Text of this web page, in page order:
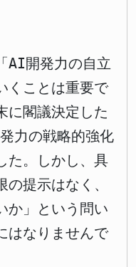
AI開発力の自立
くことは重要で
に閣議決定した
力の戦略的強化
た。しかし、具
提示はなく、
か」という問い
はなりませんで